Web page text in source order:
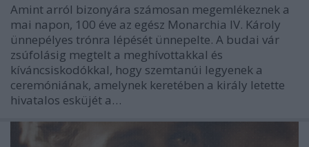
Amint arról bizonyára számosan megemlékeznek a
mai napon, 100 éve az egész Monarchia IV. Károly
ünnepélyes trónra lépését ünnepelte. A budai vár
zsúfolásig megtelt a meghívottakkal és
kíváncsiskodókkal, hogy szemtanúi legyenek a
ceremóniának, amelynek keretében a király letette
hivatalos esküjét a…